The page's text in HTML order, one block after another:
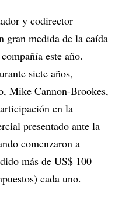
y codirector
gran medida de la caída
este año.
siete años,
Mike Cannon-Brookes,
en la
presentado ante la
comenzaron a
más de US$ 100
cada uno.